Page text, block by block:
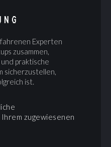
Experten
zusammen,
praktische
sicherzustellen,
ist.
zugewiesenen